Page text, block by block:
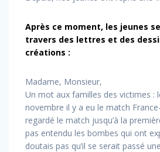
Après ce moment, les jeunes
travers des lettres et des
créations :
Madame, Monsieur,
Un mot aux familles des victimes :
novembre il y a eu le match
regardé le match jusqu’à la
pas entendu les bombes qui ont
doutais pas qu’il se serait passé